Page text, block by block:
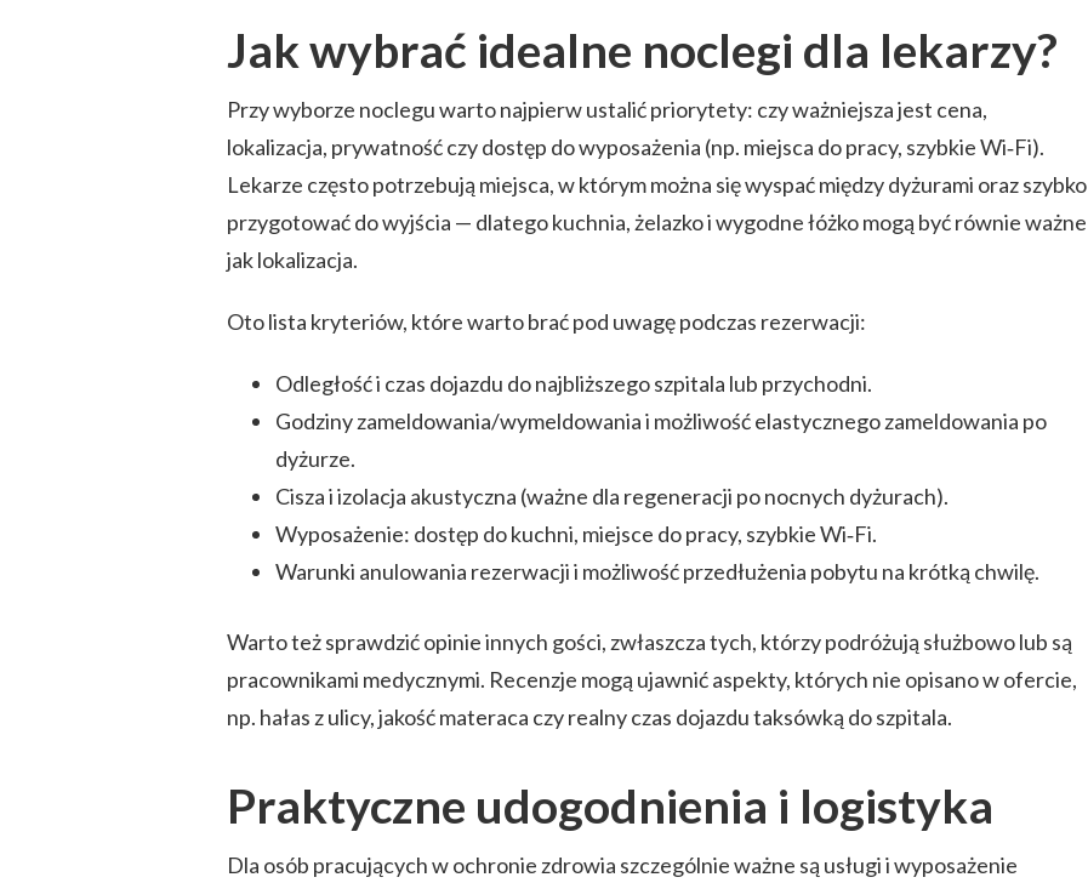
Jak wybrać idealne noclegi dla lekarzy?
Przy wyborze noclegu warto najpierw ustalić priorytety: czy ważniejsza jest cena,
lokalizacja, prywatność czy dostęp do wyposażenia (np. miejsca do pracy, szybkie Wi‑Fi).
Lekarze często potrzebują miejsca, w którym można się wyspać między dyżurami oraz szybko
przygotować do wyjścia — dlatego kuchnia, żelazko i wygodne łóżko mogą być równie ważne
jak lokalizacja.
Oto lista kryteriów, które warto brać pod uwagę podczas rezerwacji:
Odległość i czas dojazdu do najbliższego szpitala lub przychodni.
Godziny zameldowania/wymeldowania i możliwość elastycznego zameldowania po
dyżurze.
Cisza i izolacja akustyczna (ważne dla regeneracji po nocnych dyżurach).
Wyposażenie: dostęp do kuchni, miejsce do pracy, szybkie Wi‑Fi.
Warunki anulowania rezerwacji i możliwość przedłużenia pobytu na krótką chwilę.
Warto też sprawdzić opinie innych gości, zwłaszcza tych, którzy podróżują służbowo lub są
pracownikami medycznymi. Recenzje mogą ujawnić aspekty, których nie opisano w ofercie,
np. hałas z ulicy, jakość materaca czy realny czas dojazdu taksówką do szpitala.
Praktyczne udogodnienia i logistyka
Dla osób pracujących w ochronie zdrowia szczególnie ważne są usługi i wyposażenie